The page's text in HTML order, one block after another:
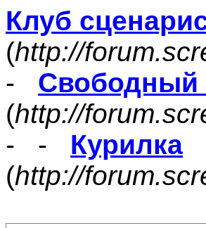
Клуб
(http://
-
(http://
- - Курилка
(http://